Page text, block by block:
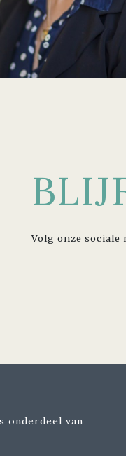
Volg onze sociale
onderdeel van